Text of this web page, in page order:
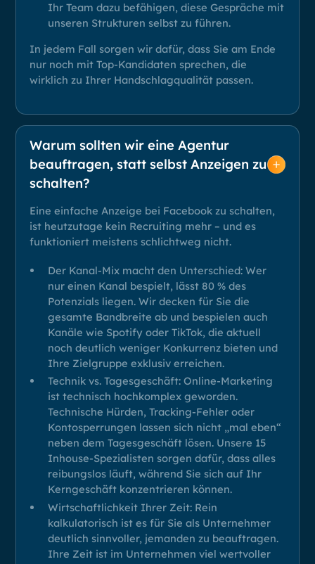
Ihr Team dazu befähigen, diese Gespräche mit
unseren Strukturen selbst zu führen.
In jedem Fall sorgen wir dafür, dass Sie am Ende
nur noch mit Top-Kandidaten sprechen, die
wirklich zu Ihrer Handschlagqualität passen.
Warum sollten wir eine Agentur
beauftragen, statt selbst Anzeigen zu
schalten?
Eine einfache Anzeige bei Facebook zu schalten,
ist heutzutage kein Recruiting mehr – und es
funktioniert meistens schlichtweg nicht.
Der Kanal-Mix macht den Unterschied: Wer
nur einen Kanal bespielt, lässt 80 % des
Potenzials liegen. Wir decken für Sie die
gesamte Bandbreite ab und bespielen auch
Kanäle wie Spotify oder TikTok, die aktuell
noch deutlich weniger Konkurrenz bieten und
Ihre Zielgruppe exklusiv erreichen.
Technik vs. Tagesgeschäft: Online-Marketing
ist technisch hochkomplex geworden.
Technische Hürden, Tracking-Fehler oder
Kontosperrungen lassen sich nicht „mal eben“
neben dem Tagesgeschäft lösen. Unsere 15
Inhouse-Spezialisten sorgen dafür, dass alles
reibungslos läuft, während Sie sich auf Ihr
Kerngeschäft konzentrieren können.
Wirtschaftlichkeit Ihrer Zeit: Rein
kalkulatorisch ist es für Sie als Unternehmer
deutlich sinnvoller, jemanden zu beauftragen.
Ihre Zeit ist im Unternehmen viel wertvoller